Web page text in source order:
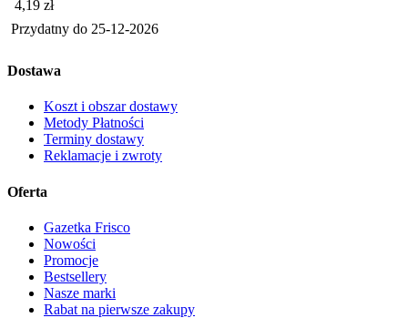
Cena
4,19 zł
Przydatny do 25-12-2026
Dostawa
Koszt i obszar dostawy
Metody Płatności
Terminy dostawy
Reklamacje i zwroty
Oferta
Gazetka Frisco
Nowości
Promocje
Bestsellery
Nasze marki
Rabat na pierwsze zakupy